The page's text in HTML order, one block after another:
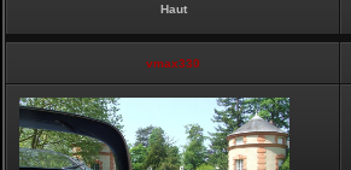
Haut
vmax330